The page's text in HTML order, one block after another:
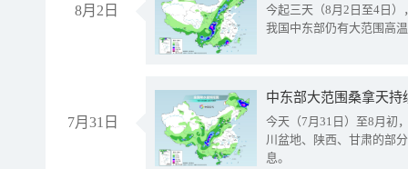
8月2日
今起三天（8月2日至4日
我国中东部仍有大范围高
7月31日
中东部大范围桑拿天
今天（7月31日）至8月初
川盆地、陕西、甘肃的部
息。